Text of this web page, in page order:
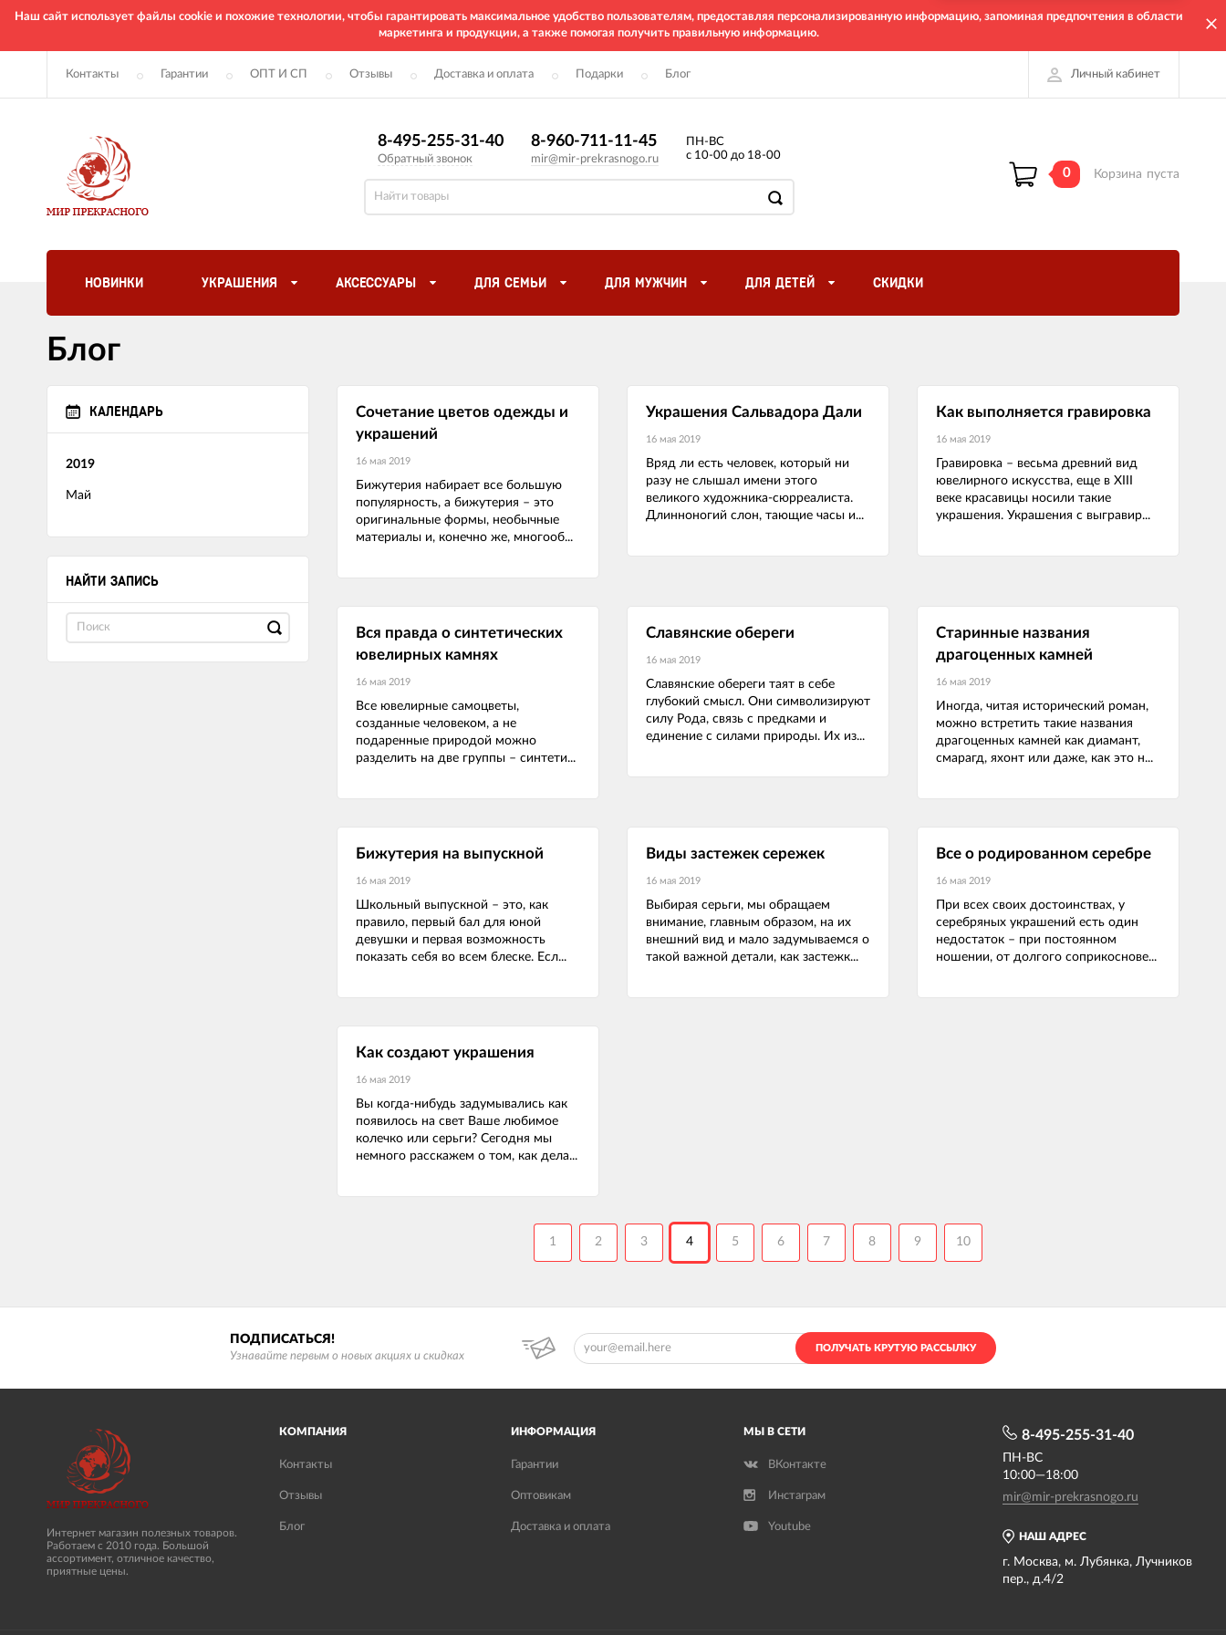
Наш сайт использует файлы cookie и похожие технологии, чтобы гарантировать максимальное удобство пользователям, предоставляя персонализированную информацию, запоминая предпочтения в области
маркетинга и продукции, а также помогая получить правильную информацию.
Контакты Гарантии ОПТ И СП Отзывы Доставка и оплата Подарки Блог Личный кабинет
8-495-255-31-40
Обратный звонок
8-960-711-11-45
mir@mir-prekrasnogo.ru
ПН-ВС
с 10-00 до 18-00
0 Корзина пуста
НОВИНКИ УКРАШЕНИЯ АКСЕССУАРЫ ДЛЯ СЕМЬИ ДЛЯ МУЖЧИН ДЛЯ ДЕТЕЙ СКИДКИ
Блог
КАЛЕНДАРЬ
2019
Май
НАЙТИ ЗАПИСЬ
Сочетание цветов одежды и
украшений
16 мая 2019
Бижутерия набирает все большую
популярность, а бижутерия – это
оригинальные формы, необычные
материалы и, конечно же, многооб...
Украшения Сальвадора Дали
16 мая 2019
Вряд ли есть человек, который ни
разу не слышал имени этого
великого художника-сюрреалиста.
Длинноногий слон, тающие часы и...
Как выполняется гравировка
16 мая 2019
Гравировка – весьма древний вид
ювелирного искусства, еще в XIII
веке красавицы носили такие
украшения. Украшения с выгравир...
Вся правда о синтетических
ювелирных камнях
16 мая 2019
Все ювелирные самоцветы,
созданные человеком, а не
подаренные природой можно
разделить на две группы – синтети...
Славянские обереги
16 мая 2019
Славянские обереги таят в себе
глубокий смысл. Они символизируют
силу Рода, связь с предками и
единение с силами природы. Их из...
Старинные названия
драгоценных камней
16 мая 2019
Иногда, читая исторический роман,
можно встретить такие названия
драгоценных камней как диамант,
смарагд, яхонт или даже, как это н...
Бижутерия на выпускной
16 мая 2019
Школьный выпускной – это, как
правило, первый бал для юной
девушки и первая возможность
показать себя во всем блеске. Есл...
Виды застежек сережек
16 мая 2019
Выбирая серьги, мы обращаем
внимание, главным образом, на их
внешний вид и мало задумываемся о
такой важной детали, как застежк...
Все о родированном серебре
16 мая 2019
При всех своих достоинствах, у
серебряных украшений есть один
недостаток – при постоянном
ношении, от долгого соприкоснове...
Как создают украшения
16 мая 2019
Вы когда-нибудь задумывались как
появилось на свет Ваше любимое
колечко или серьги? Сегодня мы
немного расскажем о том, как дела...
1 2 3 4 5 6 7 8 9 10
ПОДПИСАТЬСЯ!
Узнавайте первым о новых акциях и скидках
ПОЛУЧАТЬ КРУТУЮ РАССЫЛКУ
Интернет магазин полезных товаров.
Работаем с 2010 года. Большой
ассортимент, отличное качество,
приятные цены.
КОМПАНИЯ
Контакты
Отзывы
Блог
ИНФОРМАЦИЯ
Гарантии
Оптовикам
Доставка и оплата
МЫ В СЕТИ
ВКонтакте
Инстаграм
Youtube
НАШ АДРЕС
г. Москва, м. Лубянка, Лучников
пер., д.4/2
8-495-255-31-40
ПН-ВС
10:00—18:00
mir@mir-prekrasnogo.ru